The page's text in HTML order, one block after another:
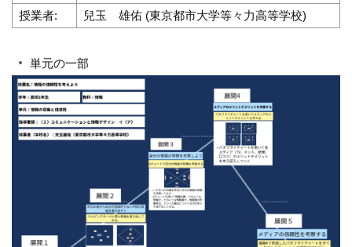
授業者:
兒玉 雄佑 (東京都市大学等々力高等学校)
単元の一部